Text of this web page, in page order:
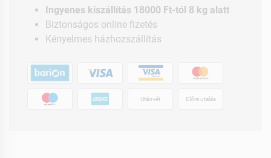
Ingyenes kiszállítás 18000 Ft-tól 8 kg alatt
Biztonságos online fizetés
Kényelmes házhozszállítás
Utánvét Előre utalás